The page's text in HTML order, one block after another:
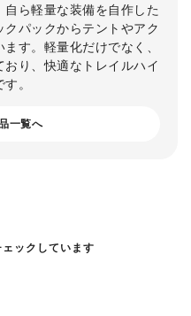
ら軽量な装備を自作した
パックからテントやアク
す。軽量化だけでなく、
り、快適なトレイルハイ
。
一覧へ
ックしています